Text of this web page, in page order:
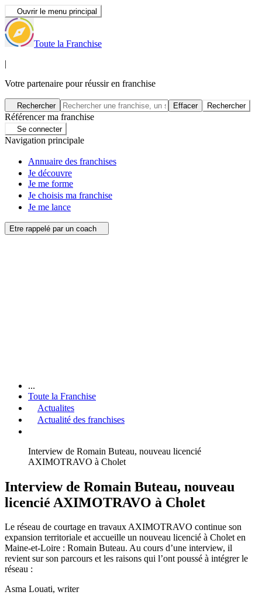
Ouvrir le menu principal
Toute la Franchise
|
Votre partenaire pour réussir en franchise
Rechercher Effacer Rechercher
Référencer ma franchise
Se connecter
Navigation principale
Annuaire des franchises
Je découvre
Je me forme
Je choisis ma franchise
Je me lance
Etre rappelé par un coach
...
Toute la Franchise
Actualites
Actualité des franchises
Interview de Romain Buteau, nouveau licencié
AXIMOTRAVO à Cholet
Interview de Romain Buteau, nouveau
licencié AXIMOTRAVO à Cholet
Le réseau de courtage en travaux AXIMOTRAVO continue son
expansion territoriale et accueille un nouveau licencié à Cholet en
Maine-et-Loire : Romain Buteau. Au cours d’une interview, il
revient sur son parcours et les raisons qui l’ont poussé à intégrer le
réseau :
Asma Louati, writer